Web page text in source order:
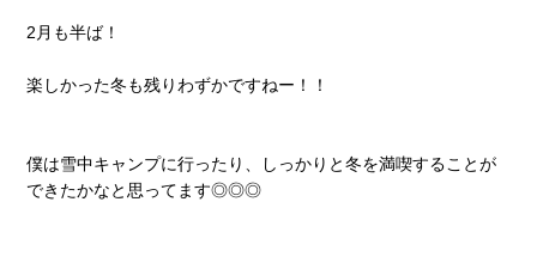
2月も半ば！
楽しかった冬も残りわずかですねー！！
僕は雪中キャンプに行ったり、しっかりと冬を満喫することが
できたかなと思ってます◎◎◎